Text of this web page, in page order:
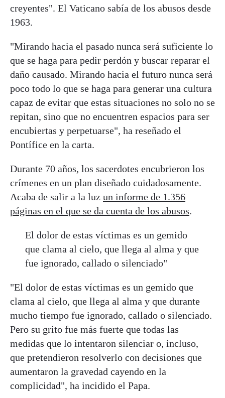
creyentes". El Vaticano sabía de los abusos desde
1963.
"Mirando hacia el pasado nunca será suficiente lo
que se haga para pedir perdón y buscar reparar el
daño causado. Mirando hacia el futuro nunca será
poco todo lo que se haga para generar una cultura
capaz de evitar que estas situaciones no solo no se
repitan, sino que no encuentren espacios para ser
encubiertas y perpetuarse", ha reseñado el
Pontífice en la carta.
Durante 70 años, los sacerdotes encubrieron los
crímenes en un plan diseñado cuidadosamente.
Acaba de salir a la luz un informe de 1.356
páginas en el que se da cuenta de los abusos.
El dolor de estas víctimas es un gemido
que clama al cielo, que llega al alma y que
fue ignorado, callado o silenciado"
"El dolor de estas víctimas es un gemido que
clama al cielo, que llega al alma y que durante
mucho tiempo fue ignorado, callado o silenciado.
Pero su grito fue más fuerte que todas las
medidas que lo intentaron silenciar o, incluso,
que pretendieron resolverlo con decisiones que
aumentaron la gravedad cayendo en la
complicidad", ha incidido el Papa.